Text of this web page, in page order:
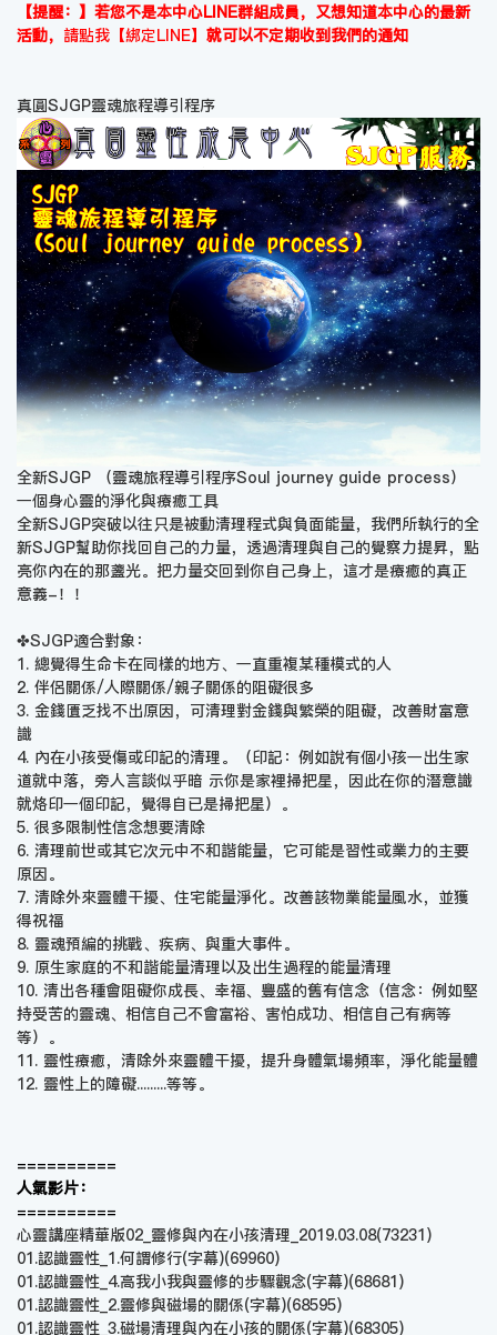
【提醒：】若您不是本中心LINE群組成員，又想知道本中心的最新
活動， 請點我【綁定LINE】 就可以不定期收到我們的通知
真圓SJGP靈魂旅程導引程序
全新SJGP （靈魂旅程導引程序Soul journey guide process）
一個身心靈的淨化與療癒工具
全新SJGP突破以往只是被動清理程式與負面能量，我們所執行的全
新SJGP幫助你找回自己的力量，透過清理與自己的覺察力提昇，點
亮你內在的那盞光。把力量交回到你自己身上，這才是療癒的真正
意義-！！
✤SJGP適合對象：
1. 總覺得生命卡在同樣的地方、一直重複某種模式的人
2. 伴侶關係/人際關係/親子關係的阻礙很多
3. 金錢匱乏找不出原因，可清理對金錢與繁榮的阻礙，改善財富意
識
4. 內在小孩受傷或印記的清理。（印記：例如說有個小孩一出生家
道就中落，旁人言談似乎暗 示你是家裡掃把星，因此在你的潛意識
就烙印一個印記，覺得自已是掃把星）。
5. 很多限制性信念想要清除
6. 清理前世或其它次元中不和諧能量，它可能是習性或業力的主要
原因。
7. 清除外來靈體干擾、住宅能量淨化。改善該物業能量風水，並獲
得祝福
8. 靈魂預編的挑戰、疾病、與重大事件。
9. 原生家庭的不和諧能量清理以及出生過程的能量清理
10. 清出各種會阻礙你成長、幸福、豐盛的舊有信念（信念：例如堅
持受苦的靈魂、相信自己不會富裕、害怕成功、相信自己有病等
等）。
11. 靈性療癒，清除外來靈體干擾，提升身體氣場頻率，淨化能量體
12. 靈性上的障礙.........等等。
==========
人氣影片：
==========
心靈講座精華版02_靈修與內在小孩清理_2019.03.08(73231)
01.認識靈性_1.何謂修行(字幕)(69960)
01.認識靈性_4.高我小我與靈修的步驟觀念(字幕)(68681)
01.認識靈性_2.靈修與磁場的關係(字幕)(68595)
01.認識靈性_3.磁場清理與內在小孩的關係(字幕)(68305)